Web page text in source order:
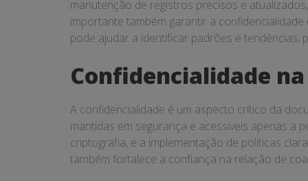
manutenção de registros precisos e
importante também garantir a
pode ajudar a identificar padrões e
Confidencialidade
A confidencialidade é um aspecto crítico da
mantidas em segurança e acessíveis apenas a
criptografia, e a implementação de políticas
também fortalece a confiança na relação de